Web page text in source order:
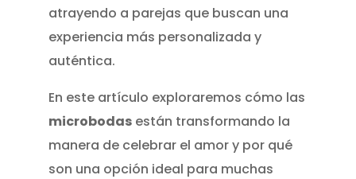
atrayendo a parejas que buscan una
experiencia más personalizada y
auténtica.
En este artículo exploraremos cómo las
microbodasestán transformando la
manera de celebrar el amor y por qué
son una opción ideal para muchas